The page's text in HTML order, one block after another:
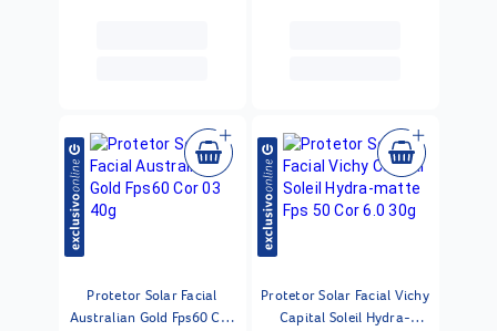
Protetor Solar Facial
Australian Gold Fps60 Cor
Protetor Solar Facial Vichy
Capital Soleil Hydra-